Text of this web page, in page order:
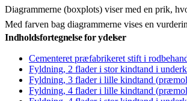
−
Diagrammerne (boxplots) viser med en prik,
Med farven bag diagrammerne vises en
Indholdsfortegnelse for ydelser
Cementeret præfabrikeret stift i
Fyldning, 2 flader i stor kindtand i
Fyldning, 3 flader i lille kindtand
Fyldning, 4 flader i lille kindtand